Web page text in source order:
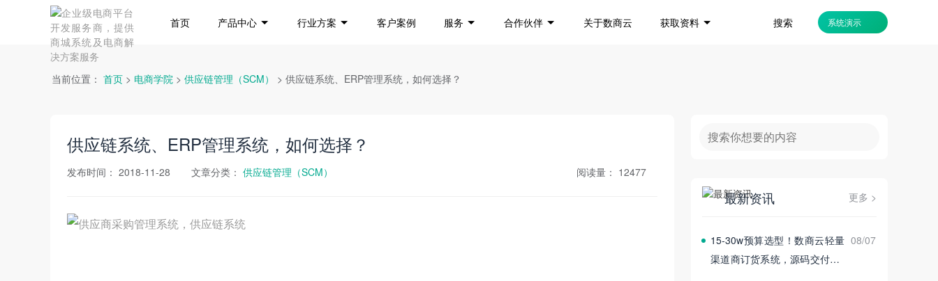
首页 产品中心 行业方案 客户案例 服务 合作伙伴 关于数商云 获取资料 搜索 系统演示
当前位置： 首页 > 电商学院 > 供应链管理（SCM） > 供应链系统、ERP管理系统，如何选择？
供应链系统、ERP管理系统，如何选择？
发布时间： 2018-11-28 文章分类： 供应链管理（SCM） 阅读量： 12477
最新资讯 更多 >
15‑30w预算选型！数商云轻量
渠道商订货系统，源码交付2‑4
08/07